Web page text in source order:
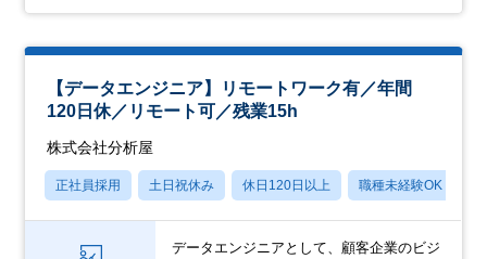
【データエンジニア】リモートワーク有／年間
120日休／リモート可／残業15h
株式会社分析屋
正社員採用 土日祝休み 休日120日以上 職種未経験OK
データエンジニアとして、顧客企業のビジ